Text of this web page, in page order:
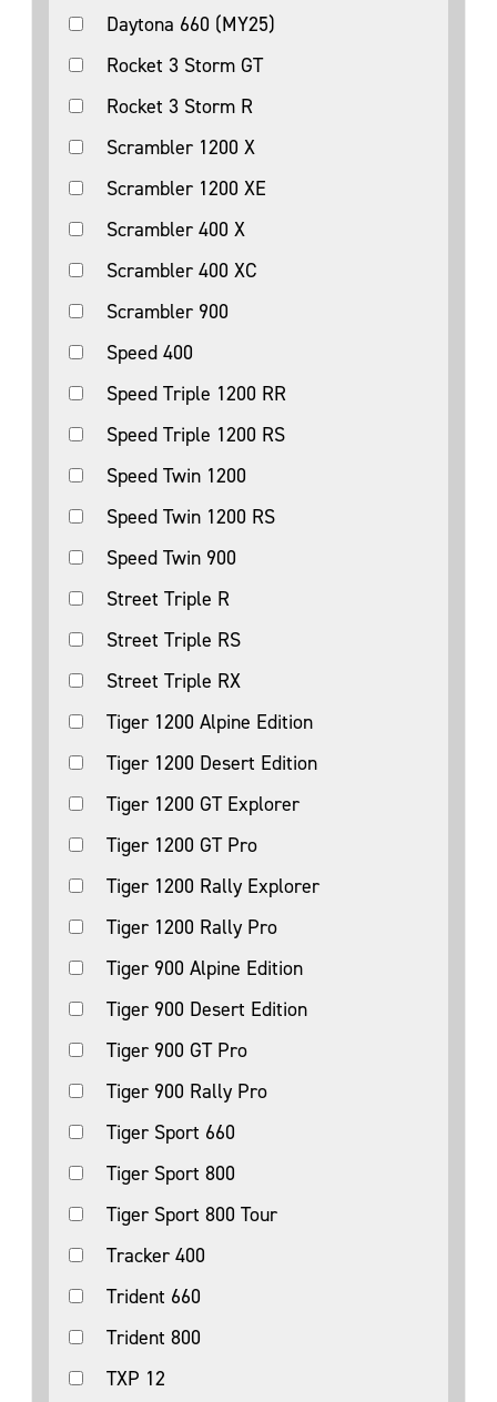
Daytona 660 (MY25)
Rocket 3 Storm GT
Rocket 3 Storm R
Scrambler 1200 X
Scrambler 1200 XE
Scrambler 400 X
Scrambler 400 XC
Scrambler 900
Speed 400
Speed Triple 1200 RR
Speed Triple 1200 RS
Speed Twin 1200
Speed Twin 1200 RS
Speed Twin 900
Street Triple R
Street Triple RS
Street Triple RX
Tiger 1200 Alpine Edition
Tiger 1200 Desert Edition
Tiger 1200 GT Explorer
Tiger 1200 GT Pro
Tiger 1200 Rally Explorer
Tiger 1200 Rally Pro
Tiger 900 Alpine Edition
Tiger 900 Desert Edition
Tiger 900 GT Pro
Tiger 900 Rally Pro
Tiger Sport 660
Tiger Sport 800
Tiger Sport 800 Tour
Tracker 400
Trident 660
Trident 800
TXP 12